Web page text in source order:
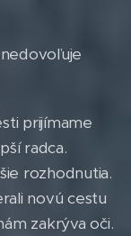
prijímame
radca.
rozhodnutia.
novú cestu
zakrýva oči.